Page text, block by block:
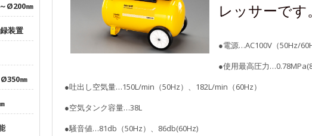
レッサーです。
●電源…AC100V（50Hz/
●使用最高圧力
●吐出し空気量…150L/min（50Hz）、182L/min（60Hz）
●空気タンク容量…38L
●騒音値…81db（50Hz）、86db(60Hz)
Ø200㎜
装置
㎜